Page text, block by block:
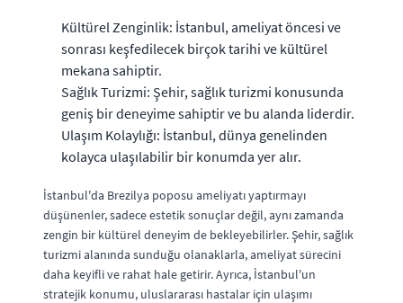
Kültürel Zenginlik: İstanbul, ameliyat öncesi ve
sonrası keşfedilecek birçok tarihi ve kültürel
mekana sahiptir.
Sağlık Turizmi: Şehir, sağlık turizmi konusunda
geniş bir deneyime sahiptir ve bu alanda liderdir.
Ulaşım Kolaylığı: İstanbul, dünya genelinden
kolayca ulaşılabilir bir konumda yer alır.
İstanbul'da Brezilya poposu ameliyatı yaptırmayı
düşünenler, sadece estetik sonuçlar değil, aynı zamanda
zengin bir kültürel deneyim de bekleyebilirler. Şehir, sağlık
turizmi alanında sunduğu olanaklarla, ameliyat sürecini
daha keyifli ve rahat hale getirir. Ayrıca, İstanbul'un
stratejik konumu, uluslararası hastalar için ulaşımı